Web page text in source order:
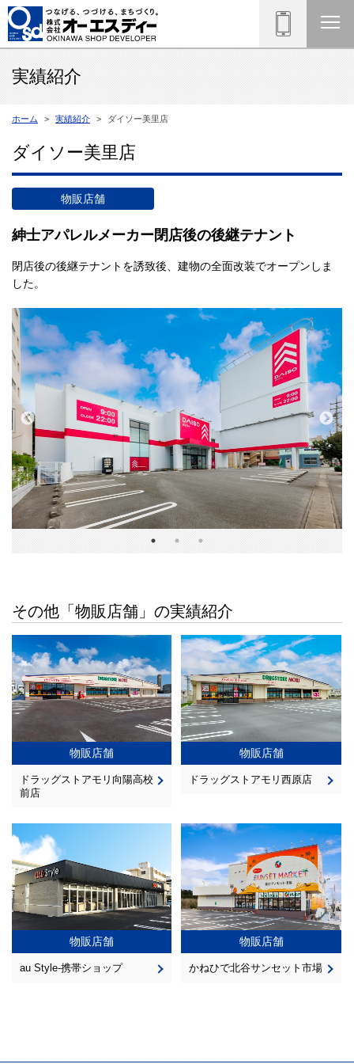
実績紹介
ホーム 実績紹介 ダイソー美里店
ダイソー美里店
物販店舗
紳士アパレルメーカー閉店後の後継テナント
閉店後の後継テナントを誘致後、建物の全面改装でオープンしま
した。
その他「物販店舗」の実績紹介
物販店舗
ドラッグストアモリ向陽高校
前店
物販店舗
ドラッグストアモリ西原店
物販店舗
au Style-携帯ショップ
物販店舗
かねひで北谷サンセット市場